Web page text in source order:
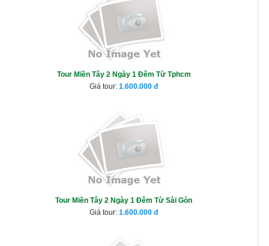
Tour Miền Tây 2 Ngày 1 Đêm Từ Tphcm
Giá tour: 1.600.000
Tour Miền Tây 2 Ngày 1 Đêm Từ Sài Gòn
Giá tour: 1.600.000